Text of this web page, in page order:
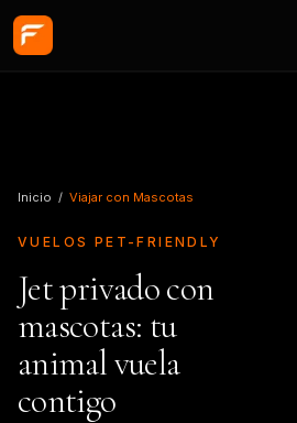
Inicio / Viajar con Mascotas
VUELOS PET-FRIENDLY
Jet privado con
mascotas: tu
animal vuela
contigo